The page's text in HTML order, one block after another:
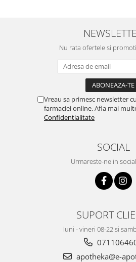
Nu rata ofertele si
Vreau sa primesc newsletter
farmaciei online. Afla mai
Confidentialitate
SOCIAL
Urmareste-ne in
SUPORT
luni - vineri 08-22 si
apotheka@e-